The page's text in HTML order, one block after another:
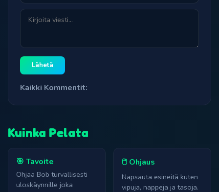
Lähetä
Kaikki Kommentit:
Kuinka Pelata
🎯 Tavoite
Ohjaa Bob turvallisesti
uloskäynnille joka
🖱️ Ohjaus
Napsauta esineitä kuten
vipuja, nappeja ja tasoja.